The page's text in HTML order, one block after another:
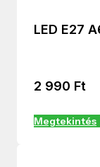
LED E27
2 990 Ft
Megtekintés